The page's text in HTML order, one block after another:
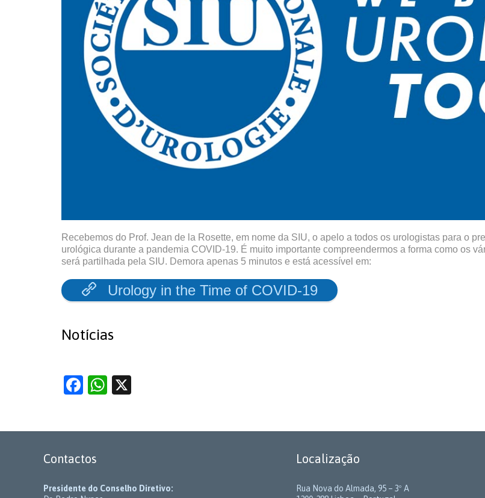
Recebemos do Prof. Jean de la Rosette, em nome da SIU, o apelo a todos os urologistas para o
urológica durante a pandemia COVID-19. É muito importante compreendermos a forma como os
será partilhada pela SIU. Demora apenas 5 minutos e está acessível em:
 Urology in the Time of COVID-19
Notícias
Facebook
WhatsApp
Contactos
Presidente do Conselho Diretivo:
Localização
Rua Nova do Almada, 95 – 3º A